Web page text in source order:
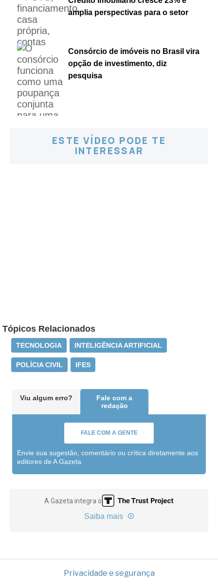
amplia perspectivas para o setor
Consórcio de imóveis no Brasil vira
opção de investimento, diz
pesquisa
ESTE VÍDEO PODE TE
INTERESSAR
Tópicos Relacionados
TECNOLOGIA INTELIGÊNCIA ARTIFICIAL
POLÍCIA CIVIL IFES
Viu algum erro?
Fale com a
redação
FALE COM A GENTE
Envie sua sugestão, comentário ou crítica diretamente aos
editores de A Gazeta
A Gazeta integra o
Saiba mais
Privacidade e segurança